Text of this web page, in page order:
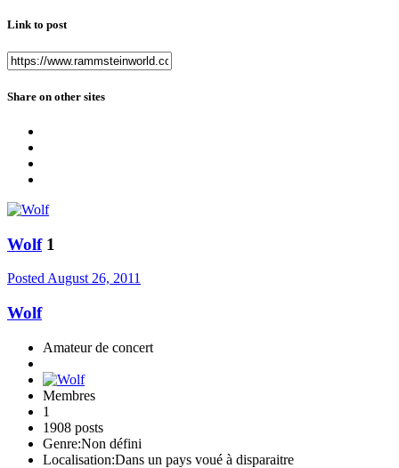
Link to post
Share on other sites
Wolf 1
PostedAugust 26, 2011
Wolf
Amateur de concert
Membres
1
1908 posts
Genre:Non défini
Localisation:Dans un pays voué à disparaitre